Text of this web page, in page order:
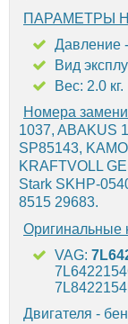
ПАРАМЕТРЫ
Давление
Вид
Вес: 2.0 кг.
Номера
1037, ABAKUS
SP85143,
KRAFTVOLL
Stark SKHP-
8515 29683.
Оригинальные
VAG:
Двигателя -